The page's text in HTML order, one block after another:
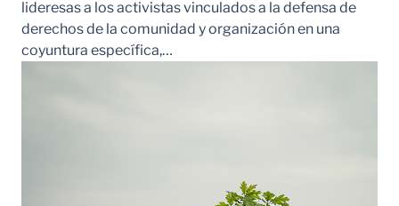
lideresas a los activistas vinculados a la defensa de
derechos de la comunidad y organización en una
coyuntura específica,…